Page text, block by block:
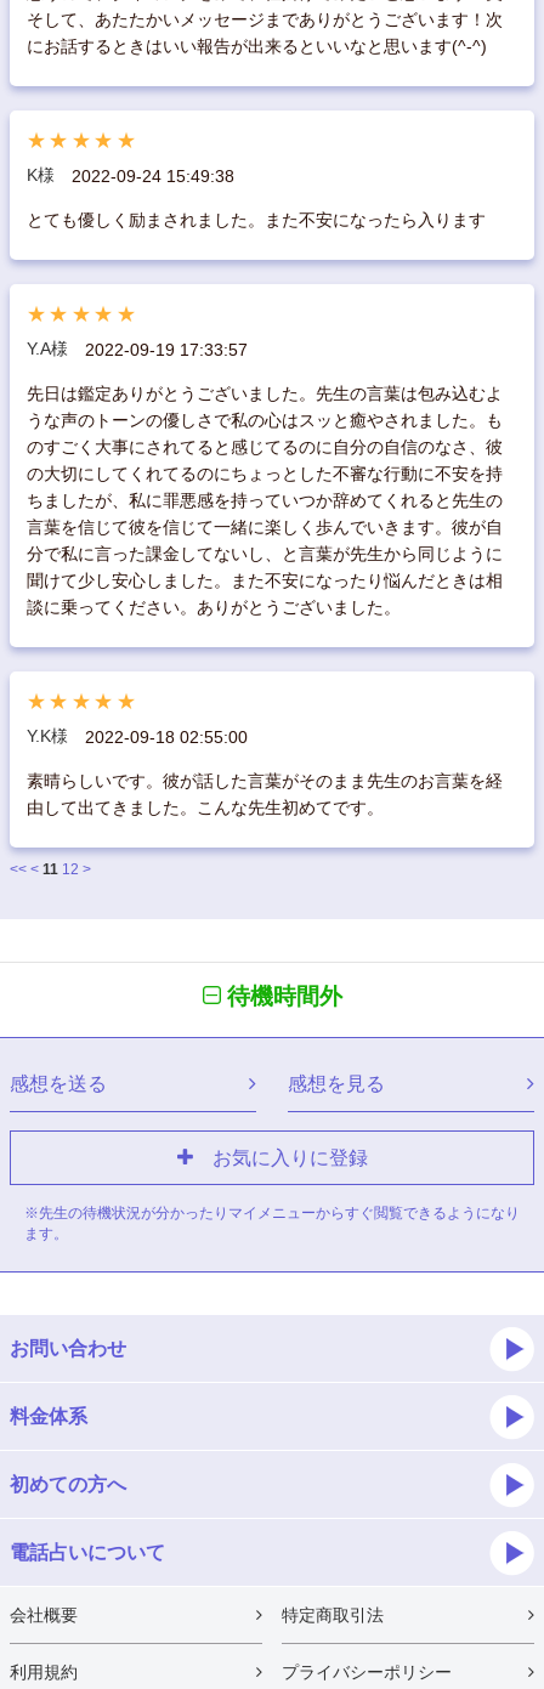
そして、あたたかいメッセージまでありがとうございます！次
にお話するときはいい報告が出来るといいなと思います(^-^)
★★★★★
K様 2022-09-24 15:49:38
とても優しく励まされました。また不安になったら入ります
★★★★★
Y.A様 2022-09-19 17:33:57
先日は鑑定ありがとうございました。先生の言葉は包み込むよ
うな声のトーンの優しさで私の心はスッと癒やされました。も
のすごく大事にされてると感じてるのに自分の自信のなさ、彼
の大切にしてくれてるのにちょっとした不審な行動に不安を持
ちましたが、私に罪悪感を持っていつか辞めてくれると先生の
言葉を信じて彼を信じて一緒に楽しく歩んでいきます。彼が自
分で私に言った課金してないし、と言葉が先生から同じように
聞けて少し安心しました。また不安になったり悩んだときは相
談に乗ってください。ありがとうございました。
★★★★★
Y.K様 2022-09-18 02:55:00
素晴らしいです。彼が話した言葉がそのまま先生のお言葉を経
由して出てきました。こんな先生初めてです。
<< < 11 12 >
待機時間外
感想を送る 感想を見る
お気に入りに登録
※先生の待機状況が分かったりマイメニューからすぐ閲覧できるようになり
ます。
お問い合わせ
料金体系
初めての方へ
電話占いについて
会社概要 特定商取引法
利用規約 プライバシーポリシー